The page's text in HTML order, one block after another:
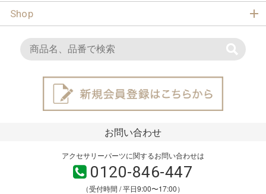
Shop
お問い合わせ
アクセサリーパーツに関するお問い合わせは
0120-846-447
（受付時間 / 平日9:00〜17:00）